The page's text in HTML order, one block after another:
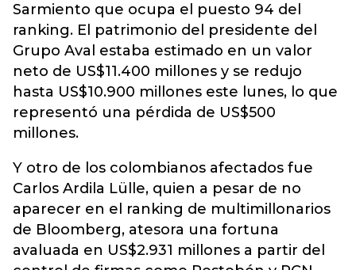
Sarmiento que ocupa el puesto 94 del
ranking. El patrimonio del presidente del
Grupo Aval estaba estimado en un valor
neto de US$11.400 millones y se redujo
hasta US$10.900 millones este lunes, lo que
representó una pérdida de US$500
millones.
Y otro de los colombianos afectados fue
Carlos Ardila Lülle, quien a pesar de no
aparecer en el ranking de multimillonarios
de Bloomberg, atesora una fortuna
avaluada en US$2.931 millones a partir del